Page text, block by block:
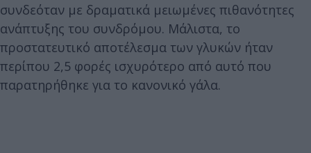
συνδεόταν με δραματικά μειωμένες πιθανότητες
ανάπτυξης του συνδρόμου. Μάλιστα, το
προστατευτικό αποτέλεσμα των γλυκών ήταν
περίπου 2,5 φορές ισχυρότερο από αυτό που
παρατηρήθηκε για το κανονικό γάλα.